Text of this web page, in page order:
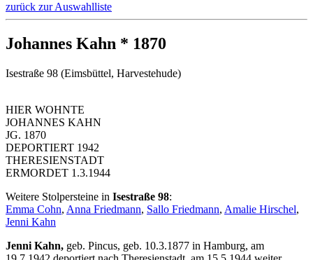
zurück zur Auswahlliste
Johannes Kahn * 1870
Isestraße 98 (Eimsbüttel, Harvestehude)
HIER WOHNTE
JOHANNES KAHN
JG. 1870
DEPORTIERT 1942
THERESIENSTADT
ERMORDET 1.3.1944
Weitere Stolpersteine in Isestraße 98:
Emma Cohn, Anna Friedmann, Sallo Friedmann, Amalie Hirschel,
Jenni Kahn
Jenni Kahn, geb. Pincus, geb. 10.3.1877 in Hamburg, am